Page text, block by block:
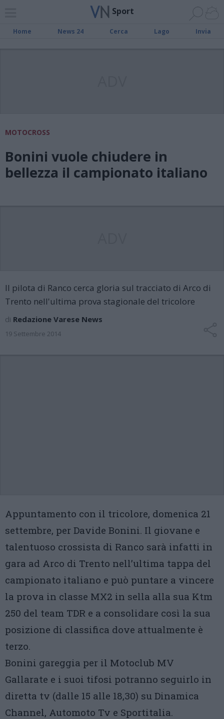
Sport
Home News 24 Cerca Lago Invia
MOTOCROSS
Bonini vuole chiudere in
bellezza il campionato italiano
Il pilota di Ranco cerca gloria sul tracciato di Arco di
Trento nell'ultima prova stagionale del tricolore
di Redazione Varese News
19 Settembre 2014
Appuntamento con il tricolore, domenica 21
settembre, per Davide Bonini. Il giovane e
talentuoso crossista di Ranco sarà infatti in
gara ad Arco di Trento nell’ultima tappa del
campionato italiano e può puntare a vincere
la prova in classe MX2 in sella alla sua Ktm
250 del team TDR e a consolidare così la sua
posizione di classifica dove attualmente è
terzo.
Bonini gareggia per il Motoclub MV
Gallarate e i suoi tifosi potranno seguirlo in
diretta tv (dalle 15 alle 18,30) su Dinamica
Channel, Automoto Tv e Sportitalia.